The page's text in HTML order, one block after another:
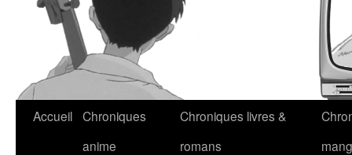
Accueil Chroniques
anime
Chroniques livres &
romans